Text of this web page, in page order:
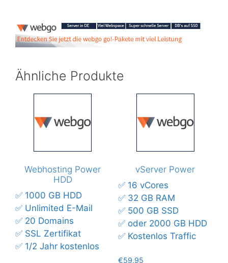
Ähnliche Produkte
Webhosting Power
HDD
✅ 1000 GB HDD
✅ Unlimited E-Mail
✅ 20 Domains
✅ SSL Zertifikat
✅ 1/2 Jahr kostenlos
vServer Power
✅ 16 vCores
✅ 32 GB RAM
✅ 500 GB SSD
✅ oder 2000 GB HDD
✅ Kostenlos Traffic
€59,95